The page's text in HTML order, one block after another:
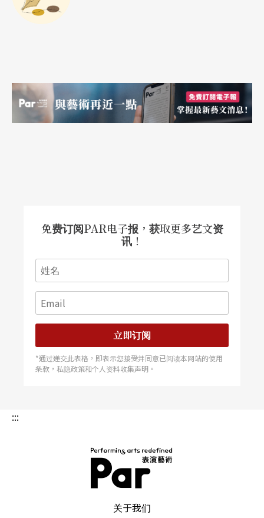
免费订阅PAR电子报，获取更多艺文资
讯！
立即订阅
*通过递交此表格，即表示您接受并同意已阅读本网站的使用
条款，私隐政策和个人资料收集声明。
:::
关于我们